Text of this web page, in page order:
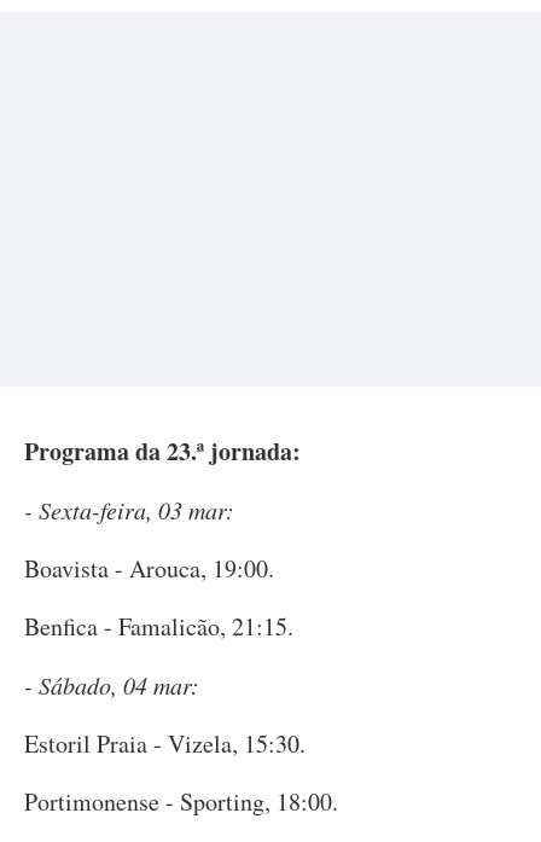
Programa da 23.ª jornada:
- Sexta-feira, 03 mar:
Boavista - Arouca, 19:00.
Benfica - Famalicão, 21:15.
- Sábado, 04 mar:
Estoril Praia - Vizela, 15:30.
Portimonense - Sporting, 18:00.